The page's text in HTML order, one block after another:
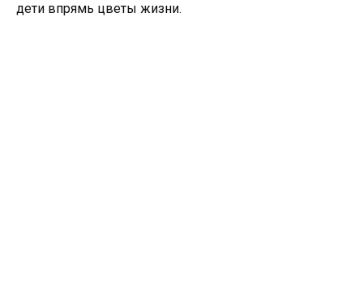
дети впрямь цветы жизни.